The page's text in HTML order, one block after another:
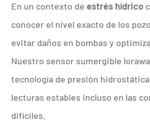
En un contexto deestrés hídrico
conocer el nivel exacto de los
evitar daños en bombas y
Nuestro sensor sumergible
tecnología de presión
lecturas estables incluso en las
difíciles.